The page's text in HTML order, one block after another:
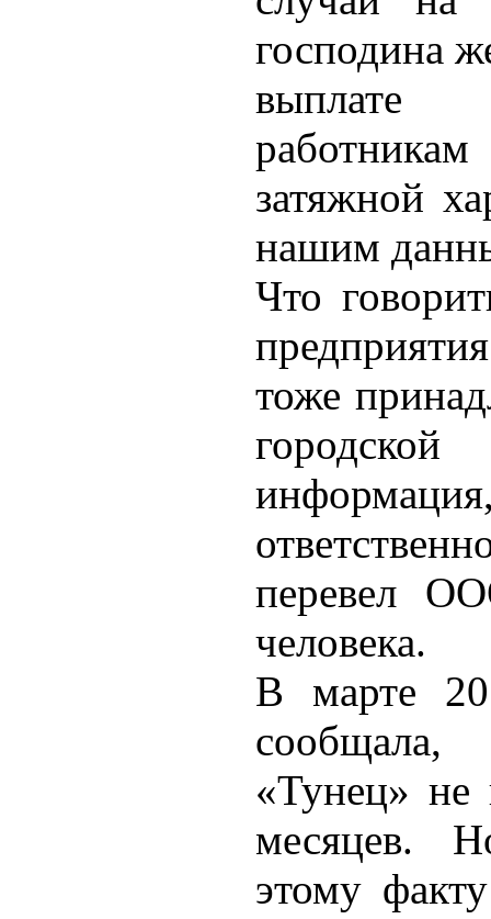
господина
выплате
затяжной
нашим
Что
тоже
перевел
человека.
В марте
«Тунец» не
месяцев.
этому